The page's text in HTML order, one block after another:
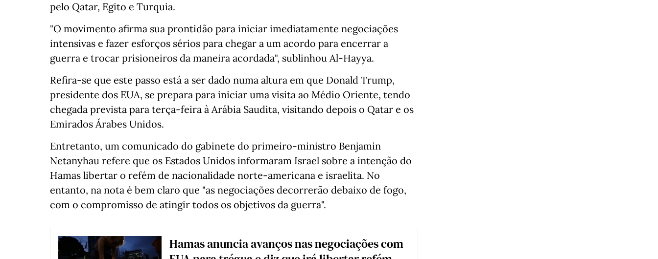
pelo Qatar, Egito e Turquia.
"O movimento afirma sua prontidão para iniciar imediatamente negociações
intensivas e fazer esforços sérios para chegar a um acordo para encerrar a
guerra e trocar prisioneiros da maneira acordada", sublinhou Al-Hayya.
Refira-se que este passo está a ser dado numa altura em que Donald Trump,
presidente dos EUA, se prepara para iniciar uma visita ao Médio Oriente, tendo
chegada prevista para terça-feira à Arábia Saudita, visitando depois o Qatar e os
Emirados Árabes Unidos.
Entretanto, um comunicado do gabinete do primeiro-ministro Benjamin
Netanyhau refere que os Estados Unidos informaram Israel sobre a intenção do
Hamas libertar o refém de nacionalidade norte-americana e israelita. No
entanto, na nota é bem claro que "as negociações decorrerão debaixo de fogo,
com o compromisso de atingir todos os objetivos da guerra".
Hamas anuncia avanços nas negociações com